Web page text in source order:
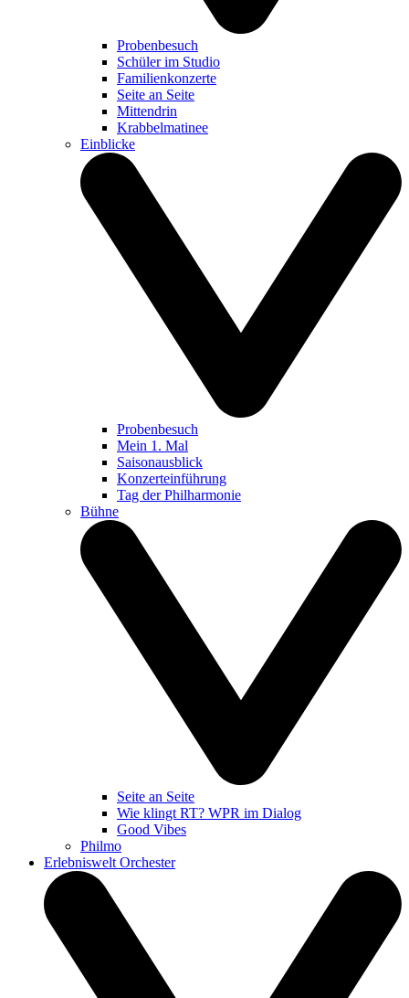
Probenbesuch
Schüler im Studio
Familienkonzerte
Seite an Seite
Mittendrin
Krabbelmatinee
Einblicke
Probenbesuch
Mein 1. Mal
Saisonausblick
Konzerteinführung
Tag der Philharmonie
Bühne
Seite an Seite
Wie klingt RT? WPR im Dialog
Good Vibes
Philmo
Erlebniswelt Orchester